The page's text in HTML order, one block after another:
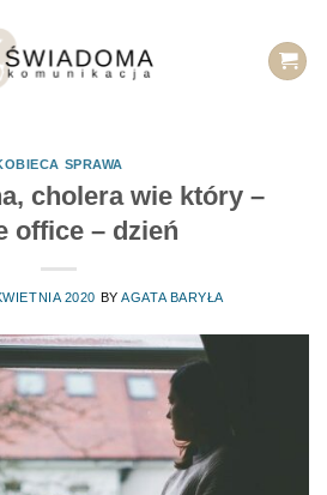
SPRAWA
cholera wie który –
office – dzień
2020 BYAGATA BARYŁA